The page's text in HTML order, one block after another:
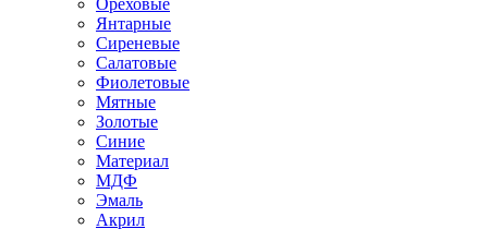
Ореховые
Янтарные
Сиреневые
Салатовые
Фиолетовые
Мятные
Золотые
Синие
Материал
МДФ
Эмаль
Акрил